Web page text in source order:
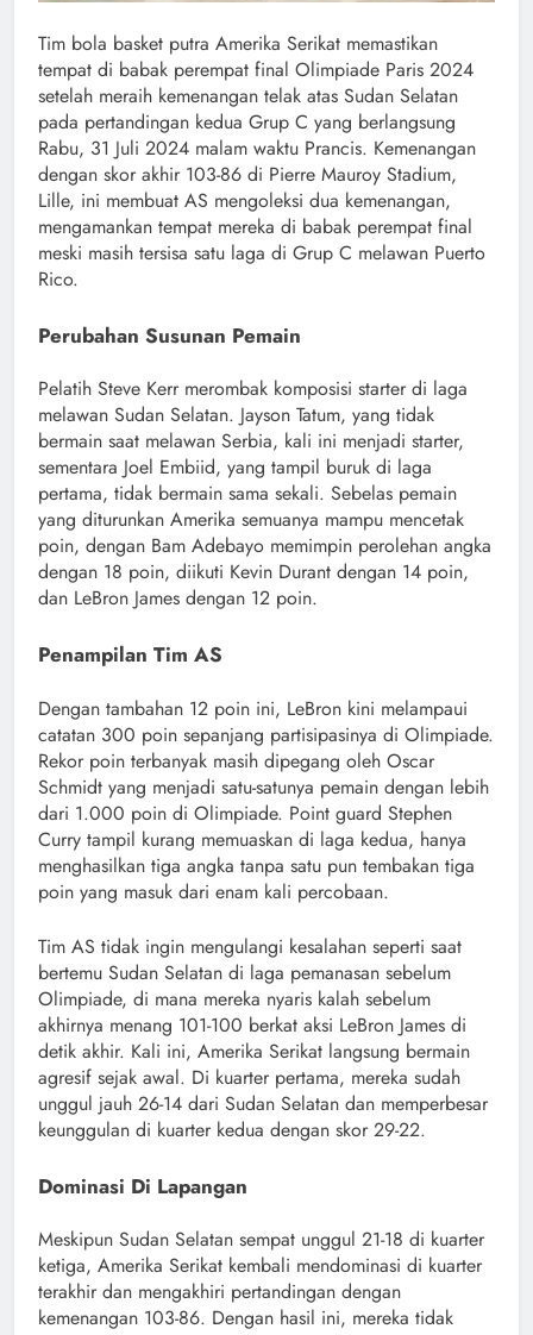
Tim bola basket putra Amerika Serikat memastikan
tempat di babak perempat final Olimpiade Paris 2024
setelah meraih kemenangan telak atas Sudan Selatan
pada pertandingan kedua Grup C yang berlangsung
Rabu, 31 Juli 2024 malam waktu Prancis. Kemenangan
dengan skor akhir 103-86 di Pierre Mauroy Stadium,
Lille, ini membuat AS mengoleksi dua kemenangan,
mengamankan tempat mereka di babak perempat final
meski masih tersisa satu laga di Grup C melawan Puerto
Rico.
Perubahan Susunan Pemain
Pelatih Steve Kerr merombak komposisi starter di laga
melawan Sudan Selatan. Jayson Tatum, yang tidak
bermain saat melawan Serbia, kali ini menjadi starter,
sementara Joel Embiid, yang tampil buruk di laga
pertama, tidak bermain sama sekali. Sebelas pemain
yang diturunkan Amerika semuanya mampu mencetak
poin, dengan Bam Adebayo memimpin perolehan angka
dengan 18 poin, diikuti Kevin Durant dengan 14 poin,
dan LeBron James dengan 12 poin.
Penampilan Tim AS
Dengan tambahan 12 poin ini, LeBron kini melampaui
catatan 300 poin sepanjang partisipasinya di Olimpiade.
Rekor poin terbanyak masih dipegang oleh Oscar
Schmidt yang menjadi satu-satunya pemain dengan lebih
dari 1.000 poin di Olimpiade. Point guard Stephen
Curry tampil kurang memuaskan di laga kedua, hanya
menghasilkan tiga angka tanpa satu pun tembakan tiga
poin yang masuk dari enam kali percobaan.
Tim AS tidak ingin mengulangi kesalahan seperti saat
bertemu Sudan Selatan di laga pemanasan sebelum
Olimpiade, di mana mereka nyaris kalah sebelum
akhirnya menang 101-100 berkat aksi LeBron James di
detik akhir. Kali ini, Amerika Serikat langsung bermain
agresif sejak awal. Di kuarter pertama, mereka sudah
unggul jauh 26-14 dari Sudan Selatan dan memperbesar
keunggulan di kuarter kedua dengan skor 29-22.
Dominasi Di Lapangan
Meskipun Sudan Selatan sempat unggul 21-18 di kuarter
ketiga, Amerika Serikat kembali mendominasi di kuarter
terakhir dan mengakhiri pertandingan dengan
kemenangan 103-86. Dengan hasil ini, mereka tidak